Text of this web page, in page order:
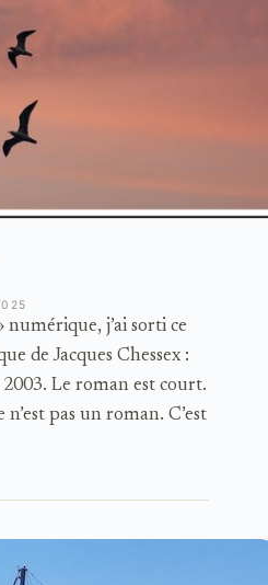
j’ai sorti ce
de Jacques Chessex :
2003. Le roman est court.
pas un roman. C’est